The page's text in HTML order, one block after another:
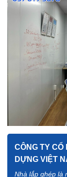
CÔNG TY
DỰNG VIỆT
Nhà lắp ghép là